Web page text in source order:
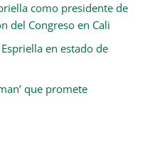
como presidente de
del Congreso en Cali
en estado de
que promete